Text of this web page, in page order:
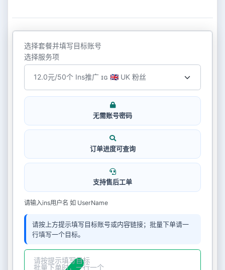
选择套餐并填写目标账号
选择服务项
无需账号密码
订单进度可查询
支持售后工单
请输入ins用户名 如 UserName
请按上方提示填写目标账号或内容链接；批量下单请一
行填写一个目标。